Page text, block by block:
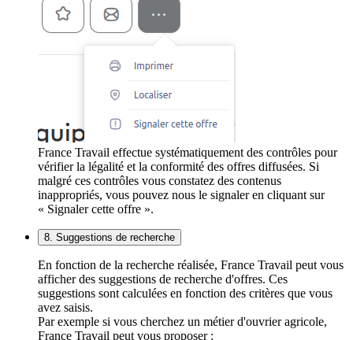
France Travail effectue systématiquement des contrôles pour
vérifier la légalité et la conformité des offres diffusées. Si
malgré ces contrôles vous constatez des contenus
inappropriés, vous pouvez nous le signaler en cliquant sur
« Signaler cette offre ».
8. Suggestions de recherche
En fonction de la recherche réalisée, France Travail peut vous
afficher des suggestions de recherche d'offres. Ces
suggestions sont calculées en fonction des critères que vous
avez saisis.
Par exemple si vous cherchez un métier d'ouvrier agricole,
France Travail peut vous proposer :